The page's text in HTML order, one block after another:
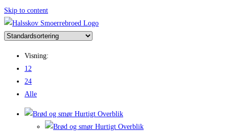
Skip to content
Visning:
12
24
Alle
Hurtigt Overblik
Hurtigt Overblik